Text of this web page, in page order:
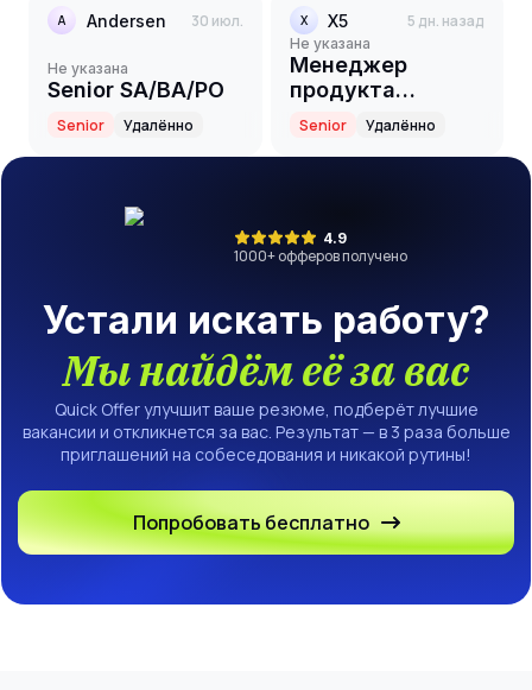
A Andersen 30 июл.
Не указана
Senior SA/BA/PO
Senior Удалённо
X X5 5 дн. назад
Не указана
Менеджер
продукта
(Кампейнер и
Senior Удалённо
4.9
1000+ офферов получено
Устали искать работу?
Мы найдём её за вас
Quick Offer улучшит ваше резюме, подберёт лучшие
вакансии и откликнется за вас. Результат — в 3 раза больше
приглашений на собеседования и никакой рутины!
Попробовать бесплатно